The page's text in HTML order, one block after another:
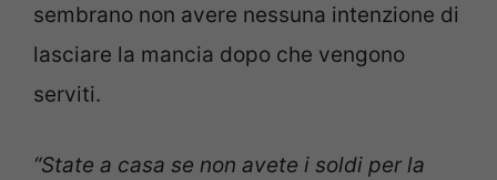
sembrano non avere nessuna intenzione di
lasciare la mancia dopo che vengono
serviti.
“State a casa se non avete i soldi per la